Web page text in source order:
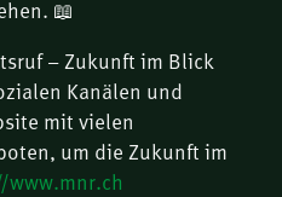
📖
– Zukunft im Blick
Kanälen und
mit vielen
um die Zukunft im